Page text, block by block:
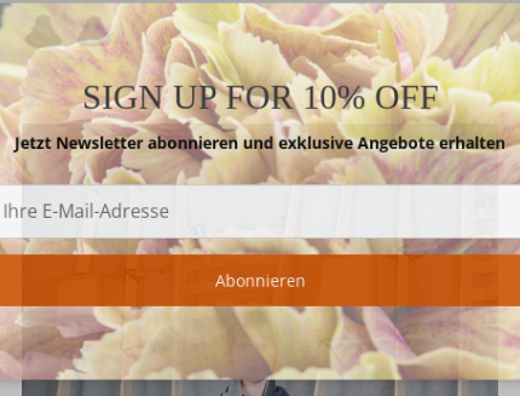
SIGN UP FOR 10% OFF
Jetzt Newsletter abonnieren und exklusive Angebote erhalten
Abonnieren